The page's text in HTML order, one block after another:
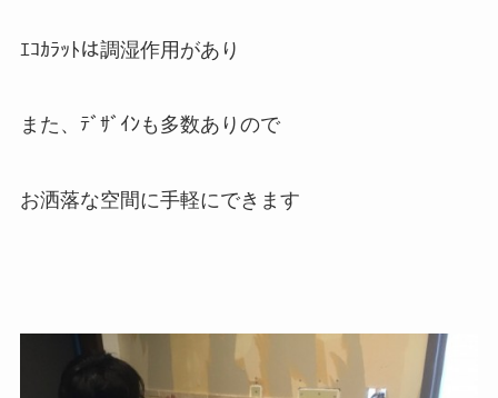
ｴｺｶﾗｯﾄは調湿作用があり
また、ﾃﾞｻﾞｲﾝも多数ありので
お洒落な空間に手軽にできます